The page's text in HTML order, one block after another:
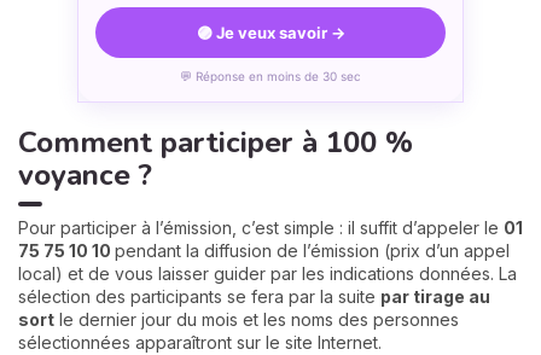
🟣 Je veux savoir →
💬 Réponse en moins de 30 sec
Comment participer à 100 %
voyance ?
Pour participer à l’émission, c’est simple : il suffit d’appeler le 01
75 75 10 10 pendant la diffusion de l’émission (prix d’un appel
local) et de vous laisser guider par les indications données. La
sélection des participants se fera par la suite par tirage au
sort le dernier jour du mois et les noms des personnes
sélectionnées apparaîtront sur le site Internet.